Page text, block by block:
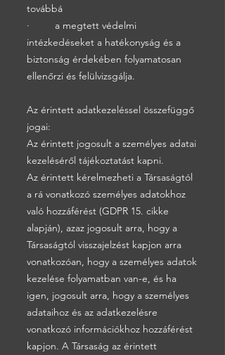
továbbá
· a megtett védelmi
intézkedéseket a hatékonyság és a
biztonság érdekében folyamatosan
ellenőrzi és felülvizsgálja.
Az érintett adatkezeléssel összefüggő
jogai:
Az érintett jogosult a személyes adatai
kezeléséről tájékoztatást kapni.
Az érintett kérelmezheti a Társaságtól
a rá vonatkozó személyes adatokhoz
való hozzáférést (GDPR 15. cikke
alapján), azaz jogosult arra, hogy a
Társaságtól visszajelzést kapjon arra
vonatkozóan, hogy a személyes adatok
kezelése folyamatban van-e, és ha
igen, jogosult arra, hogy a személyes
adataihoz és az adatkezelésre
vonatkozó információkhoz hozzáférést
kapjon. A Társaság az érintett